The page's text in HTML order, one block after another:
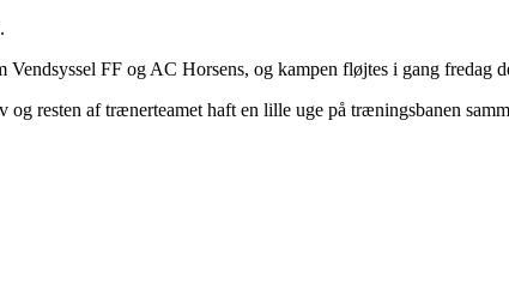
FF og AC Horsens, og kampen fløjtes i gang fredag
resten af trænerteamet haft en lille uge på træningsbanen